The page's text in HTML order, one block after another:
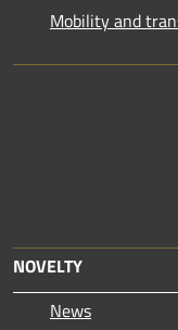
Mobility and
NOVELTY
News